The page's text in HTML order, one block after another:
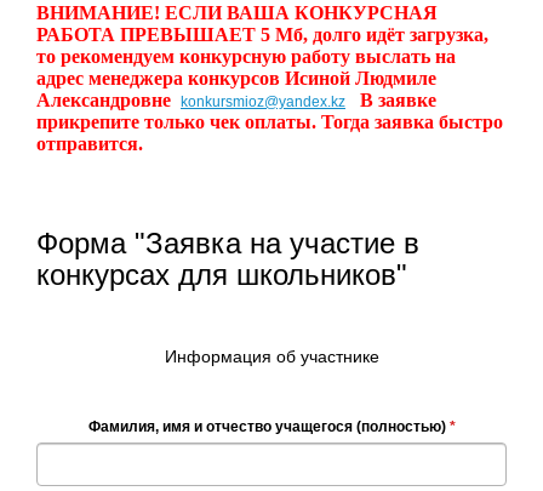
ВНИМАНИЕ! ЕСЛИ ВАША КОНКУРСНАЯ
РАБОТА ПРЕВЫШАЕТ 5 Мб, долго идёт загрузка,
то рекомендуем конкурсную работу выслать на
адрес менеджера конкурсов Исиной Людмиле
Александровне
konkursmioz@yandex.kz
В заявке
прикрепите только чек оплаты. Тогда заявка быстро
отправится.
Форма "Заявка на участие в
конкурсах для школьников"
Информация об участнике
Фамилия, имя и отчество учащегося (полностью) *